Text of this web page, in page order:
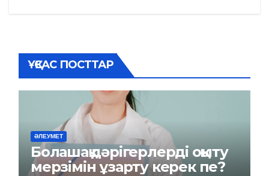
ҰҚСАС ПОСТТАР
ӘЛЕУМЕТ
Болашақ дәрігерлерді оқыту
мерзімін ұзарту керек пе?